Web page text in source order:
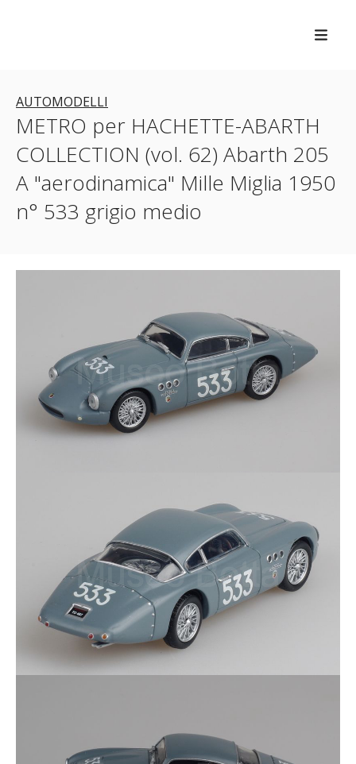
AUTOMODELLI
METRO per HACHETTE-ABARTH
COLLECTION (vol. 62) Abarth 205
A "aerodinamica" Mille Miglia 1950
n° 533 grigio medio